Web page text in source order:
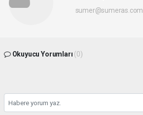
sumer@sumeras.com
Okuyucu Yorumları (0)